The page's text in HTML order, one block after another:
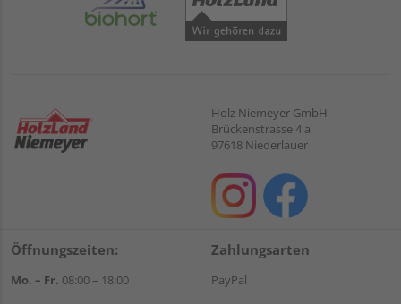
Holz Niemeyer GmbH
Brückenstrasse 4 a
97618 Niederlauer
Öffnungszeiten:
Mo. – Fr. 08:00 – 18:00
Zahlungsarten
PayPal